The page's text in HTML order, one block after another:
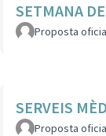
SETMANA
Proposta
SERVEIS
Proposta